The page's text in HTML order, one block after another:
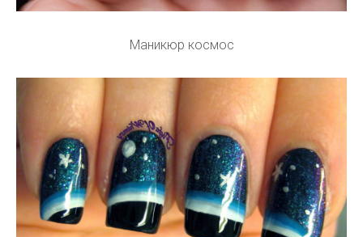
Маникюр космос